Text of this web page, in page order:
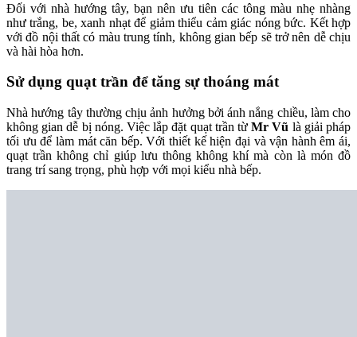
Đối với nhà hướng tây, bạn nên ưu tiên các tông màu nhẹ nhàng
như trắng, be, xanh nhạt để giảm thiểu cảm giác nóng bức. Kết hợp
với đồ nội thất có màu trung tính, không gian bếp sẽ trở nên dễ chịu
và hài hòa hơn.
Sử dụng quạt trần để tăng sự thoáng mát
Nhà hướng tây thường chịu ảnh hưởng bởi ánh nắng chiều, làm cho
không gian dễ bị nóng. Việc lắp đặt quạt trần từMr Vũ là giải pháp
tối ưu để làm mát căn bếp. Với thiết kế hiện đại và vận hành êm ái,
quạt trần không chỉ giúp lưu thông không khí mà còn là món đồ
trang trí sang trọng, phù hợp với mọi kiểu nhà bếp.